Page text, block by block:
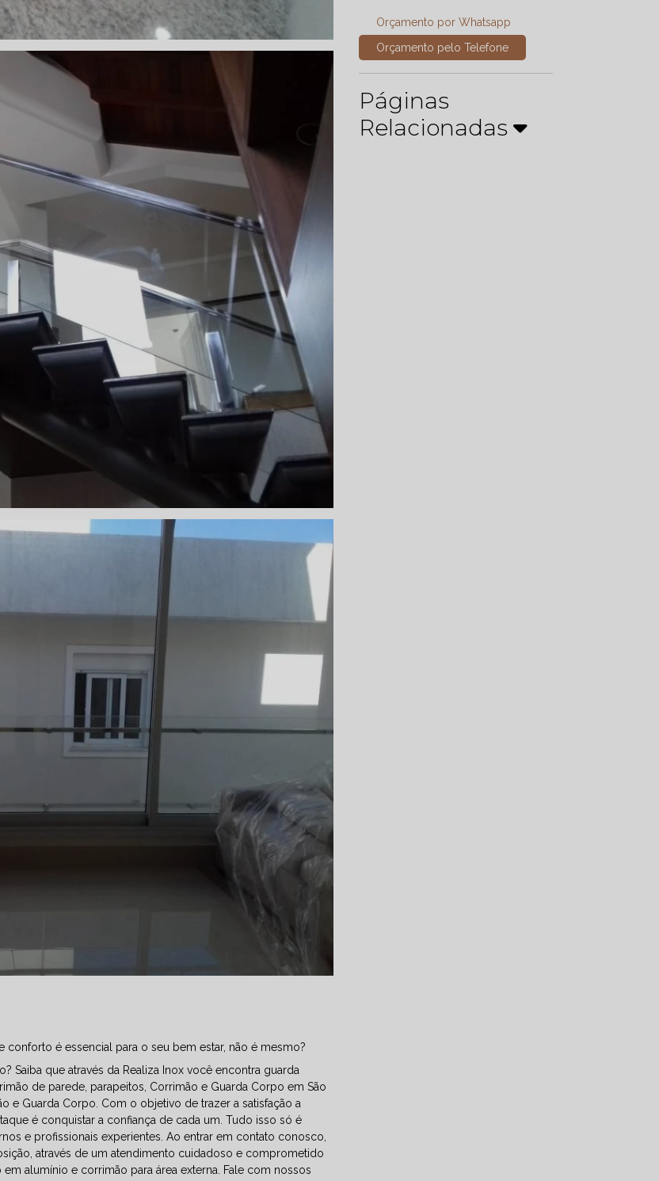
é essencial para o seu bem estar, não é mesmo?
Saiba que através da Realiza Inox você encontra guarda
de parede, parapeitos, Corrimão e Guarda Corpo em São
e Guarda Corpo. Com o objetivo de trazer a satisfação a
é conquistar a confiança de cada um. Tudo isso só é
e profissionais experientes. Ao entrar em contato conosco,
através de um atendimento cuidadoso e comprometido
alumínio e corrimão para área externa. Fale com nossos
Orçamento por Whatsapp
Orçamento pelo Telefone
Páginas
Relacionadas